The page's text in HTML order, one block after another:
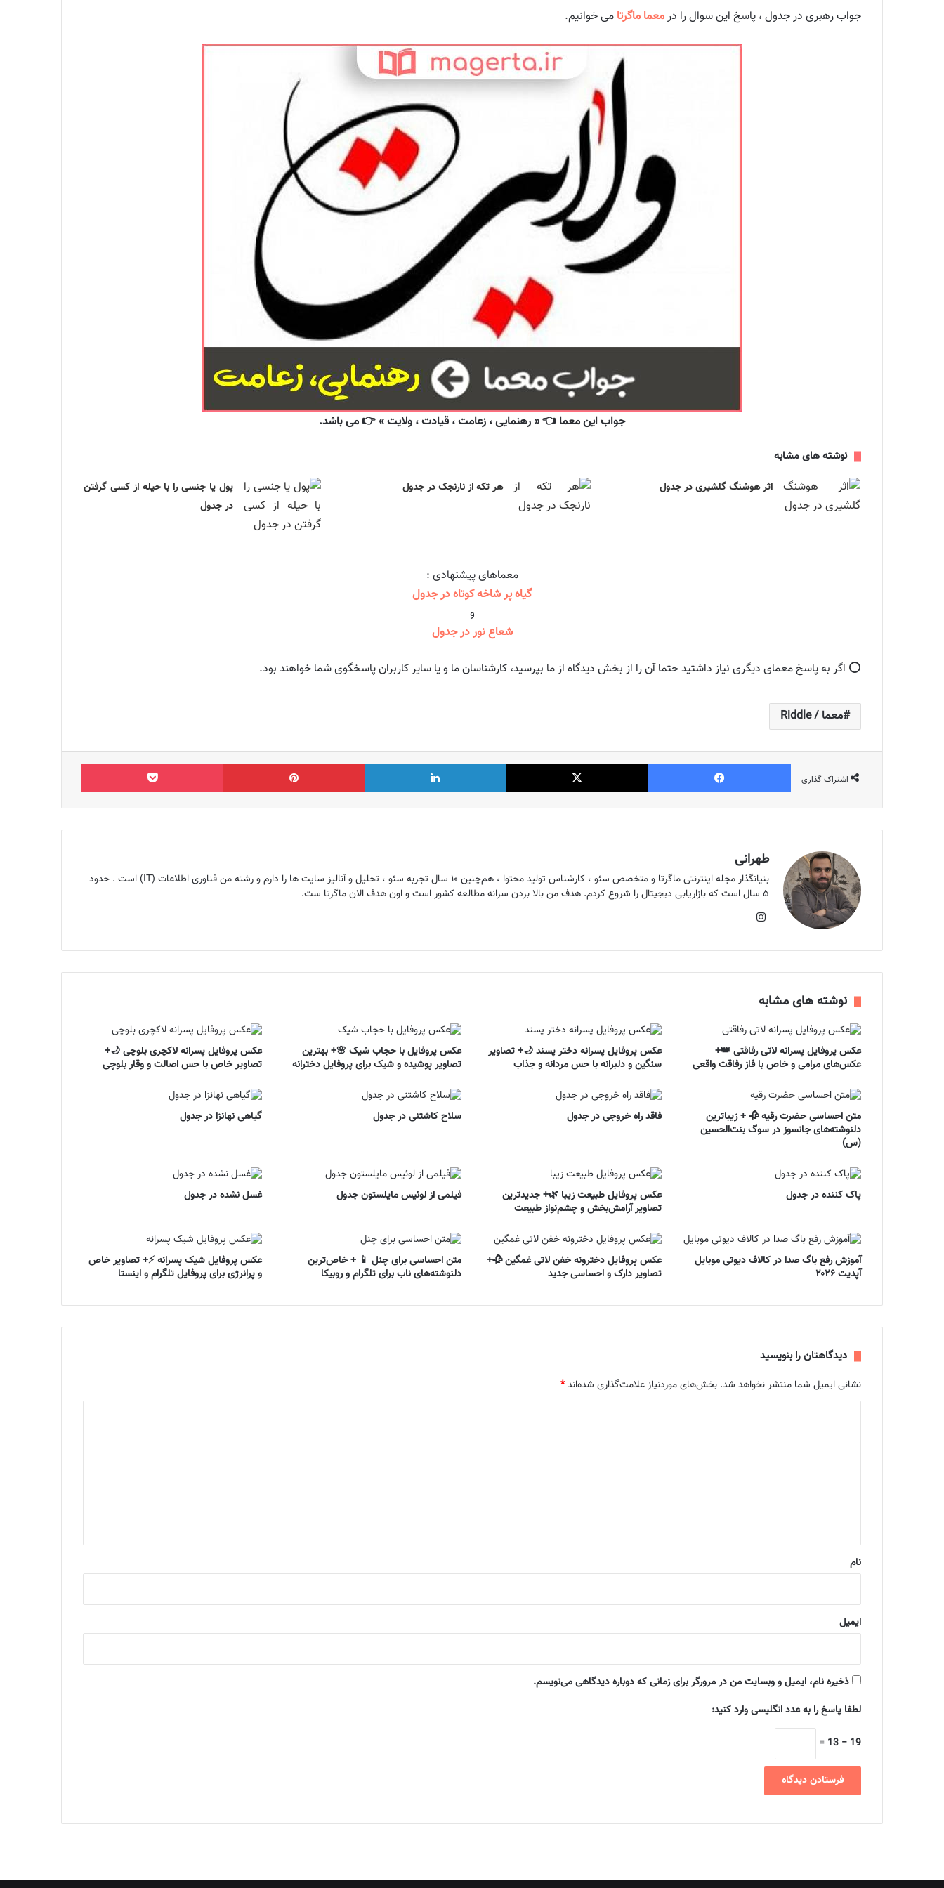
جواب رهبری در جدول ، پاسخ این سوال را درمعما ماگرتا می خوانیم.
جواب این معما 👈 « رهنمایی ، زعامت ، قیادت ، ولایت » 👉 می باشد.
نوشته های مشابه
اثر هوشنگ گلشیری در جدول هر تکه از نارنجک در جدول
پول یا جنسی را با حیله از کسی گرفتن
در جدول
معماهای پیشنهادی :
گیاه پر شاخه کوتاه در جدول
و
شعاع نور در جدول
⭕️ اگر به پاسخ معمای دیگری نیاز داشتید حتما آن را از بخش دیدگاه از ما بپرسید، کارشناسان ما و یا سایر کاربران پاسخگوی شما خواهند بود.
معما / Riddle
اشتراک گذاری
فیس بوک X لینکدین ‫پین‌ترست پاکت
طهرانی
بنیانگذار مجله اینترنتی ماگرتا و متخصص سئو ، کارشناس تولید محتوا ، هم‌چنین ۱۰ سال تجربه سئو ، تحلیل و آنالیز سایت ها را دارم و رشته من فناوری اطلاعات (IT) است . حدود
۵ سال است که بازاریابی دیجیتال را شروع کردم. هدف من بالا بردن سرانه مطالعه کشور است و اون هدف الان ماگرتا ست.
نوشته های مشابه
عکس پروفایل پسرانه لاتی رفاقتی 👑+
عکس‌های مرامی و خاص با فاز رفاقت واقعی
عکس پروفایل پسرانه دختر پسند 🌙+ تصاویر
سنگین و دلبرانه با حس مردانه و جذاب
عکس پروفایل با حجاب شیک 🌸+ بهترین
تصاویر پوشیده و شیک برای پروفایل دخترانه
عکس پروفایل پسرانه لاکچری بلوچی 🌙+
تصاویر خاص با حس اصالت و وقار بلوچی
متن احساسی حضرت رقیه 🥀 + زیباترین
دلنوشته‌های جانسوز در سوگ بنت‌الحسین
(س)
فاقد راه خروجی در جدول سلاح کاشتنی در جدول گیاهی نهانزا در جدول
پاک کننده در جدول
عکس پروفایل طبیعت زیبا 🌿+ جدیدترین
تصاویر آرامش‌بخش و چشم‌نواز طبیعت
فیلمی از لوئیس مایلستون جدول غسل نشده در جدول
آموزش رفع باگ صدا در کالاف دیوتی موبایل
آپدیت ۲۰۲۶
عکس پروفایل دخترونه خفن لاتی غمگین 🥀+
تصاویر دارک و احساسی جدید
متن احساسی برای چنل 📱 + خاص‌ترین
دلنوشته‌های ناب برای تلگرام و روبیکا
عکس پروفایل شیک پسرانه ⚡+ تصاویر خاص
و پرانرژی برای پروفایل تلگرام و اینستا
دیدگاهتان را بنویسید
نشانی ایمیل شما منتشر نخواهد شد. بخش‌های موردنیاز علامت‌گذاری شده‌اند*
نام
ایمیل
ذخیره نام، ایمیل و وبسایت من در مرورگر برای زمانی که دوباره دیدگاهی می‌نویسم.
لطفا پاسخ را به عدد انگلیسی وارد کنید:
19 − 13 =